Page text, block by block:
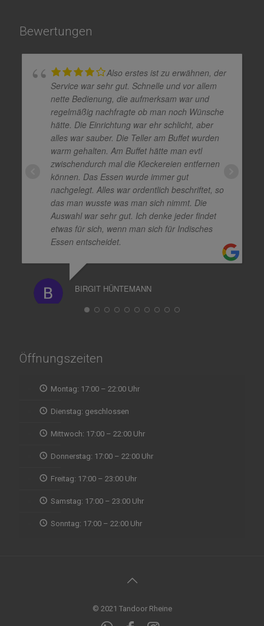
Bewertungen
Also erstes ist zu erwähnen, der
Service war sehr gut. Schnelle und vor allem
nette Bedienung, die aufmerksam war und
regelmäßig nachfragte ob man noch Wünsche
hätte. Die Einrichtung war ehr schlicht, aber
alles war sauber. Die Teller am Buffet wurden
warm gehalten. Am Buffet hätte man evtl
zwischendurch mal die Kleckereien entfernen
können. Das Essen wurde immer gut
nachgelegt. Alles war ordentlich beschriftet, so
das man wusste was man sich nimmt. Die
Auswahl war sehr gut. Ich denke jeder findet
etwas für sich, wenn man sich für Indisches
Essen entscheidet.
BIRGIT HÜNTEMANN
Öffnungszeiten
Montag: 17:00 – 22:00 Uhr
Dienstag: geschlossen
Mittwoch: 17:00 – 22:00 Uhr
Donnerstag: 17:00 – 22:00 Uhr
Freitag: 17:00 – 23:00 Uhr
Samstag: 17:00 – 23:00 Uhr
Sonntag: 17:00 – 22:00 Uhr
© 2021 Tandoor Rheine